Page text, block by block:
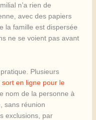
n’a rien de
avec des papiers
la famille est dispersée
ne se voient pas avant
Plusieurs
sort en ligne pour le
nom de la personne à
sans réunion
exclusions, par